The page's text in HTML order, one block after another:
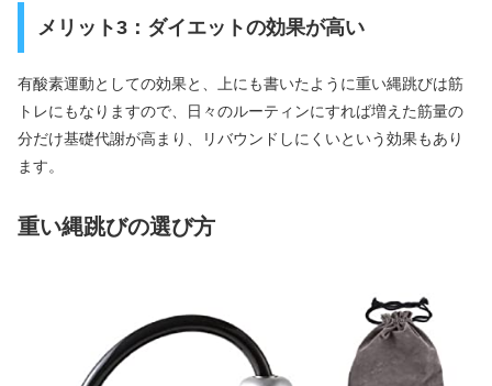
メリット3：ダイエットの効果が高い
有酸素運動としての効果と、上にも書いたように重い縄跳びは筋
トレにもなりますので、日々のルーティンにすれば増えた筋量の
分だけ基礎代謝が高まり、リバウンドしにくいという効果もあり
ます。
重い縄跳びの選び方